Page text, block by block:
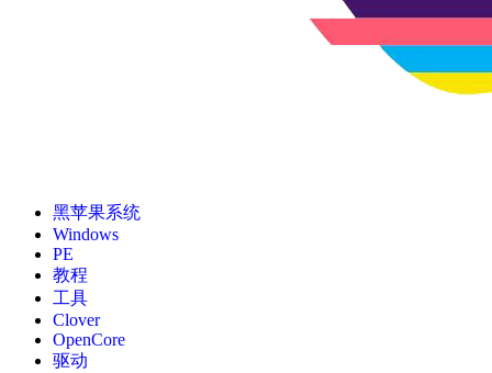
黑苹果系统
Windows
PE
教程
工具
Clover
OpenCore
驱动